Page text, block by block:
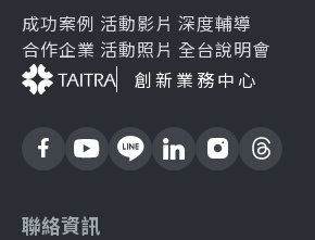
成功案例
合作企業
活動影片
活動照片
深度輔導
全台說明會
創新業務中心
聯絡資訊